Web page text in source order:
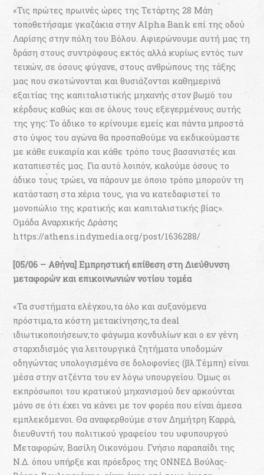
«Τις πρώτες πρωινές ώρες της Τετάρτης 28 Μάη
τοποθετήσαμε γκαζάκια στην Alpha Bank επί της οδού
Λαρίσης στην πόλη του Βόλου. Αφιερώνουμε αυτή μας τη
δράση στους συντρόφους εκτός αλλά κυρίως εντός των
τειχών, σε όσους φύγανε, στους ανθρώπους της τάξης
μας που σκοτώνονται και θυσιάζονται καθημερινά
εξαιτίας της καπιταλιστικής μηχανής στον βωμό του
κέρδους καθώς και σε όλους τους εξεγερμένους αυτής
της γης. Το άδικο το κρίνουμε εμείς και πάντα μπροστά
στο ύψος του αγώνα θα προσπαθούμε να εκδικούμαστε
με κάθε ευκαιρία και κάθε τρόπο τους βασανιστές και
καταπιεστές μας. Για αυτό λοιπόν, καλούμε όσους το
άδικο τους τρώει, να πάρουν με όποιο τρόπο μπορούν τη
κατάσταση στα χέρια τους, για να κατεδαφιστεί το
μονοπώλιο της κρατικής και καπιταλιστικής βίας».
Ομάδα Αναρχικής Δράσης
https://athens.indymedia.org/post/1636288/
[05/06 – Αθήνα] Εμπρηστική επίθεση στη Διεύθυνση
μεταφορών και επικοινωνιών νοτίου τομέα
«Τα συστήματα ελέγχου,τα όλο και αυξανόμενα
πρόστιμα,τα κόστη μετακίνησης,τα deal
ιδιωτικοποιήσεων,το φάγωμα κονδυλίων και ο εν γένη
σταρχιδισμός για λειτουργικά ζητήματα υποδομών
οδηγώντας υπολογισμένα σε δολοφονίες (βλ.Τέμπη) είναι
μέσα στην ατζέντα του εν λόγω υπουργείου. Όμως οι
εκπρόσωποι του κρατικού μηχανισμού δεν αρκούνται
μόνο σε ότι έχει να κάνει με τον φορέα που είναι άμεσα
εμπλεκόμενοι. Θα αναφερθούμε στον Δημήτρη Καρρά,
διευθυντή του πολιτικού γραφείου του υφυπουργού
Μεταφορών, Βασίλη Οικονόμου. Γνήσιο παραπαίδι της
Ν.Δ. όπου υπήρξε και πρόεδρος της ΟΝΝΕΔ Βούλας-